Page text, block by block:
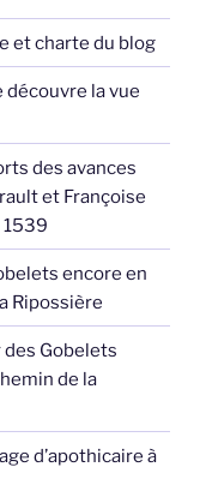
et charte du blog
découvre la vue
des avances
et Françoise
1539
encore en
Ripossière
Gobelets
de la
d’apothicaire à